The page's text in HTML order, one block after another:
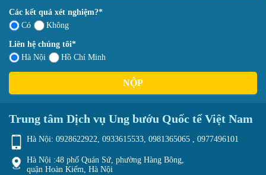
Các kết quả xét nghiệm?*
Có
Không
Liên hệ chúng tôi*
Hà Nội
Hồ Chí Minh
NỘP
Trung tâm Dịch vụ Ung bướu Quốc tế Việt Nam
Hà Nội: 0928622922, 0933615533, 0981365065 , 0977496101
Hà Nội :48 phố Quán Sứ, phường Hàng Bông,
quận Hoàn Kiếm, Hà Nội